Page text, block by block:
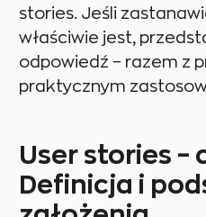
stories. Jeśli
właściwie jest,
odpowiedź – razem z
praktycznym
User stories –
Definicja i